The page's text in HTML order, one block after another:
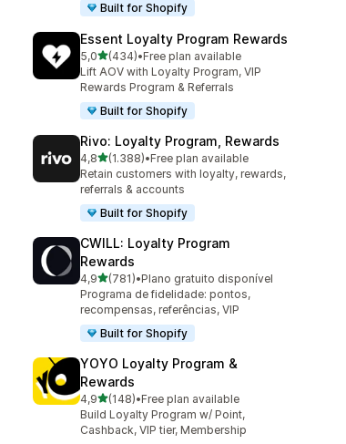
Built for Shopify
Essent Loyalty Program Rewards
5,0de 5 estrelas
(434)
434 total de avaliações
•Free plan available
Lift AOV with Loyalty Program, VIP
Rewards Program & Referrals
Built for Shopify
Rivo: Loyalty Program, Rewards
4,8de 5 estrelas
(1.388)
1388 total de avaliações
•Free plan available
Retain customers with loyalty, rewards,
referrals & accounts
Built for Shopify
CWILL: Loyalty Program
Rewards
4,9de 5 estrelas
(781)
781 total de avaliações
•Plano gratuito disponível
Programa de fidelidade: pontos,
recompensas, referências, VIP
Built for Shopify
YOYO Loyalty Program &
Rewards
4,9de 5 estrelas
(148)
148 total de avaliações
•Free plan available
Build Loyalty Program w/ Point,
Cashback, VIP tier, Membership